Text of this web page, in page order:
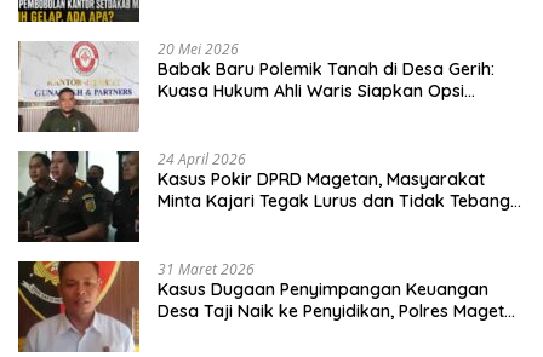
20 Mei 2026
Babak Baru Polemik Tanah di Desa Gerih:
Kuasa Hukum Ahli Waris Siapkan Opsi
24 April 2026
Kasus Pokir DPRD Magetan, Masyarakat
Minta Kajari Tegak Lurus dan Tidak Tebang
31 Maret 2026
Kasus Dugaan Penyimpangan Keuangan
Desa Taji Naik ke Penyidikan, Polres Magetan